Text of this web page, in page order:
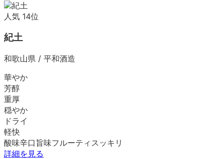
人気 14位
紀土
和歌山県 / 平和酒造
華やか
芳醇
重厚
穏やか
ドライ
軽快
酸味辛口 旨味フルーティ スッキリ
詳細を見る